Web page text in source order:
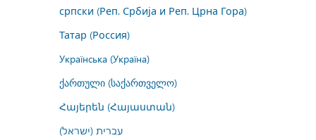
српски (Реп. Србија и Реп. Црна Гора)
Татар (Россия)
Українська (Україна)
ქართული (საქართველო)
Հայերեն (Հայաստան)
עברית (ישראל)